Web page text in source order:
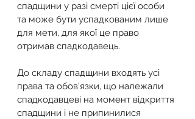
спадщини у разі смерті цієї особи
та може бути успадкованим лише
для мети, для якої це право
отримав спадкодавець.
До складу спадщини входять усі
права та обов'язки, що належали
спадкодавцеві на момент відкриття
спадщини і не припинилися